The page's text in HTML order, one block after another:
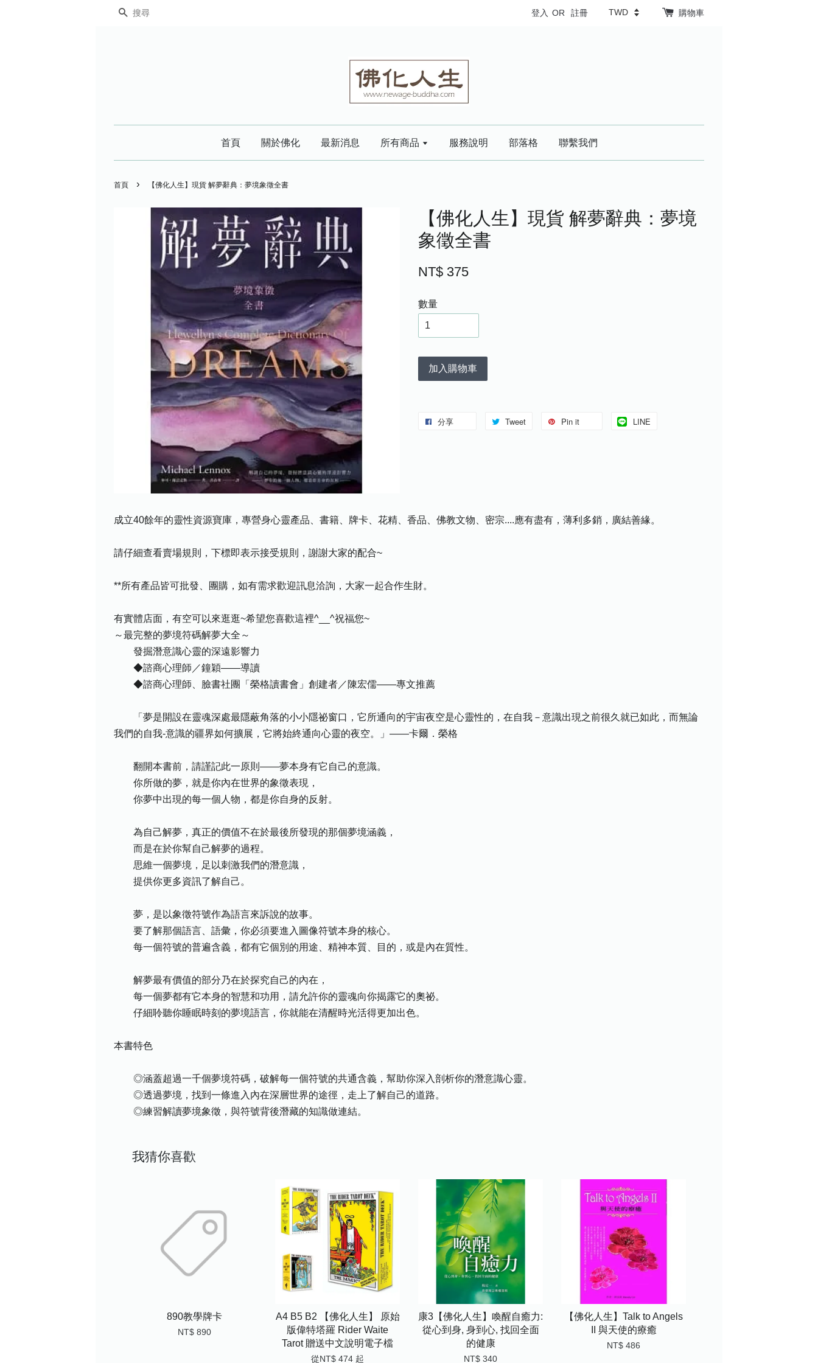
搜尋 登入 OR 註冊 購物車
首頁 關於佛化 最新消息 所有商品 服務說明 部落格 聯繫我們
首頁 › 【佛化人生】現貨 解夢辭典：夢境象徵全書
【佛化人生】現貨 解夢辭典：夢境
象徵全書
NT$ 375
數量
加入購物車
分享 Tweet Pin it LINE
成立40餘年的靈性資源寶庫，專營身心靈產品、書籍、牌卡、花精、香品、佛教文物、密宗....應有盡有，薄利多銷，廣結善緣。
請仔細查看賣場規則，下標即表示接受規則，謝謝大家的配合~
**所有產品皆可批發、團購，如有需求歡迎訊息洽詢，大家一起合作生財。
有實體店面，有空可以來逛逛~希望您喜歡這裡^__^祝福您~
～最完整的夢境符碼解夢大全～
發掘潛意識心靈的深遠影響力
◆諮商心理師／鐘穎——導讀
◆諮商心理師、臉書社團「榮格讀書會」創建者／陳宏儒——專文推薦
「夢是開設在靈魂深處最隱蔽角落的小小隱祕窗口，它所通向的宇宙夜空是心靈性的，在自我－意識出現之前很久就已如此，而無論
我們的自我-意識的疆界如何擴展，它將始終通向心靈的夜空。」——卡爾．榮格
翻開本書前，請謹記此一原則——夢本身有它自己的意識。
你所做的夢，就是你內在世界的象徵表現，
你夢中出現的每一個人物，都是你自身的反射。
為自己解夢，真正的價值不在於最後所發現的那個夢境涵義，
而是在於你幫自己解夢的過程。
思維一個夢境，足以刺激我們的潛意識，
提供你更多資訊了解自己。
夢，是以象徵符號作為語言來訴說的故事。
要了解那個語言、語彙，你必須要進入圖像符號本身的核心。
每一個符號的普遍含義，都有它個別的用途、精神本質、目的，或是內在質性。
解夢最有價值的部分乃在於探究自己的內在，
每一個夢都有它本身的智慧和功用，請允許你的靈魂向你揭露它的奧祕。
仔細聆聽你睡眠時刻的夢境語言，你就能在清醒時光活得更加出色。
本書特色
◎涵蓋超過一千個夢境符碼，破解每一個符號的共通含義，幫助你深入剖析你的潛意識心靈。
◎透過夢境，找到一條進入內在深層世界的途徑，走上了解自己的道路。
◎練習解讀夢境象徵，與符號背後潛藏的知識做連結。
我猜你喜歡
890教學牌卡
NT$ 890
A4 B5 B2 【佛化人生】 原始
版偉特塔羅 Rider Waite
Tarot 贈送中文說明電子檔
從NT$ 474 起
康3【佛化人生】喚醒自癒力:
從心到身, 身到心, 找回全面
的健康
NT$ 340
【佛化人生】Talk to Angels
II 與天使的療癒
NT$ 486